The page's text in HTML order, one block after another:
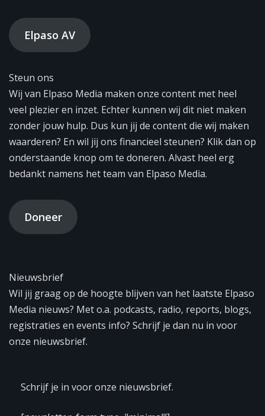
Elpaso AV
Steun ons
Wij van Elpaso Media maken onze content met heel
veel plezier en inzet. Echter kunnen wij dit niet maken
zonder jouw hulp. Dus kun jij de content die wij maken
waarderen? En wil jij ons financieel steunen? Klik dan op
onderstaande knop om te doneren. Alvast heel erg
bedankt namens het team van Elpaso Media.
Doneer
Nieuwsbrief
Wil jij graag op de hoogte blijven van het laatste Elpaso
Media nieuws? Met o.a. podcasts, radio, reports, blogs,
registraties en events info? Schrijf je dan nu in voor
onze nieuwsbrief.
Schrijf je in voor onze nieuwsbrief.